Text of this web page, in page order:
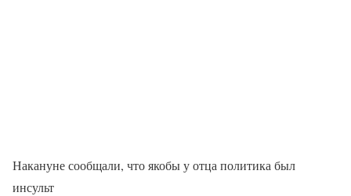
Накануне сообщали, что якобы у отца политика был
инсульт